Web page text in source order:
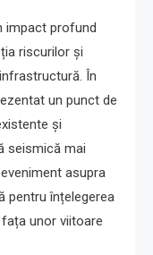
impact profund
riscurilor și
În
un punct de
și
seismică mai
asupra
pentru înțelegerea
unor viitoare